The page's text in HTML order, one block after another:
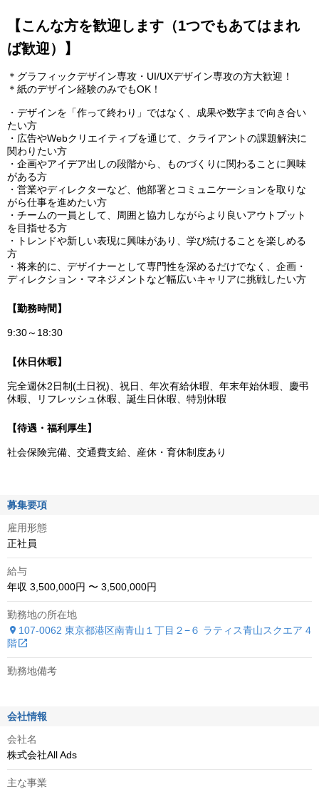
【こんな方を歓迎します（1つでもあてはまれ
ば歓迎）】
＊グラフィックデザイン専攻・UI/UXデザイン専攻の方大歓迎！
＊紙のデザイン経験のみでもOK！
・デザインを「作って終わり」ではなく、成果や数字まで向き合い
たい方
・広告やWebクリエイティブを通じて、クライアントの課題解決に
関わりたい方
・企画やアイデア出しの段階から、ものづくりに関わることに興味
がある方
・営業やディレクターなど、他部署とコミュニケーションを取りな
がら仕事を進めたい方
・チームの一員として、周囲と協力しながらより良いアウトプット
を目指せる方
・トレンドや新しい表現に興味があり、学び続けることを楽しめる
方
・将来的に、デザイナーとして専門性を深めるだけでなく、企画・
ディレクション・マネジメントなど幅広いキャリアに挑戦したい方
【勤務時間】
9:30～18:30
【休日休暇】
完全週休2日制(土日祝)、祝日、年次有給休暇、年末年始休暇、慶弔
休暇、リフレッシュ休暇、誕生日休暇、特別休暇
【待遇・福利厚生】
社会保険完備、交通費支給、産休・育休制度あり
募集要項
雇用形態
正社員
給与
年収 3,500,000円 〜 3,500,000円
勤務地の所在地
107-0062 東京都港区南青山１丁目２−６ ラティス青山スクエア 4
階
勤務地備考
会社情報
会社名
株式会社All Ads
主な事業